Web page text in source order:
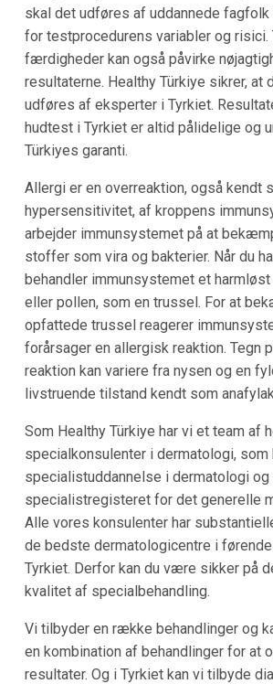
skal det udføres af uddannede
for testprocedurens variabler og risici.
færdigheder kan også påvirke
resultaterne. Healthy Türkiye sikrer, at
udføres af eksperter i Tyrkiet.
hudtest i Tyrkiet er altid pålidelige og
Türkiyes garanti.
Allergi er en overreaktion, også kendt
hypersensitivitet, af kroppens
arbejder immunsystemet på at
stoffer som vira og bakterier. Når du
behandler immunsystemet et
eller pollen, som en trussel. For at
opfattede trussel reagerer
forårsager en allergisk reaktion. Tegn
reaktion kan variere fra nysen og en
livstruende tilstand kendt som
Som Healthy Türkiye har vi et team af
specialkonsulenter i dermatologi, som
specialistuddannelse i dermatologi og
specialistregisteret for det generelle
Alle vores konsulenter har
de bedste dermatologicentre i
Tyrkiet. Derfor kan du være sikker på
kvalitet af specialbehandling.
Vi tilbyder en række behandlinger og
en kombination af behandlinger for at
resultater. Og i Tyrkiet kan vi tilbyde